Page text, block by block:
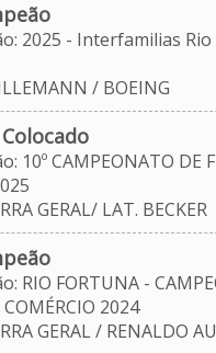
2025 - Interfamilias Rio
/ BOEING
CAMPEONATO DE
GERAL/ LAT. BECKER
RIO FORTUNA -
2024
GERAL / RENALDO